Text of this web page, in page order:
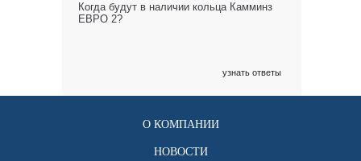
Когда будут в наличии кольца Камминз
ЕВРО 2?
узнать ответы
О КОМПАНИИ
НОВОСТИ